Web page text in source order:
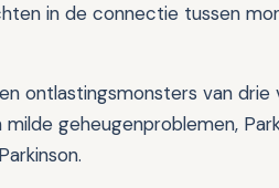
in de connectie tussen
ontlastingsmonsters van drie
geheugenproblemen,